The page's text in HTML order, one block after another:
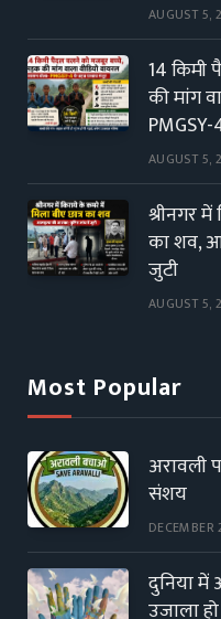
AUGUST 5,
14
की मांग
AUGUST 5,
श्रीनगर
का शव,
जुटी
AUGUST 5,
Most Popular
अरावली
संशय
दुनिया में
उजाला हो